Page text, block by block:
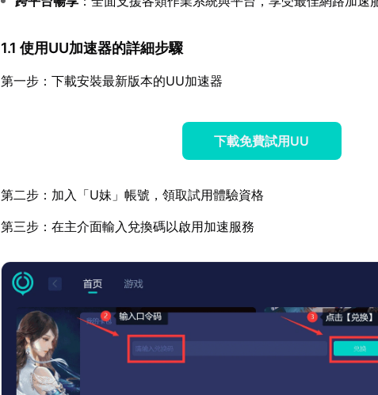
1.1 使用UU加速器的詳細步驟
第一步：下載安裝最新版本的UU加速器
下載免費試用UU
第二步：加入「U妹」帳號，領取試用體驗資格
第三步：在主介面輸入兌換碼以啟用加速服務